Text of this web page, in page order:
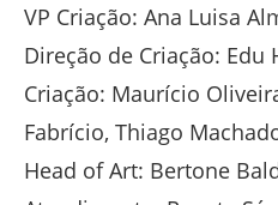
VP Criação: Ana Luisa
Direção de Criação: Edu
Criação: Maurício
Fabrício, Thiago
Head of Art: Bertone